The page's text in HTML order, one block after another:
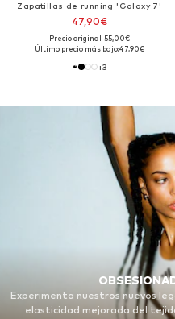
Zapatillas de running 'Galaxy 7'
47,90€
Precio original: 55,00€
Último precio más bajo:47,90€
+3
Experimenta nuestros nuevos
elasticidad mejorada del